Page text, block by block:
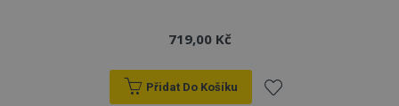
719,00 Kč
Přidat Do Košíku